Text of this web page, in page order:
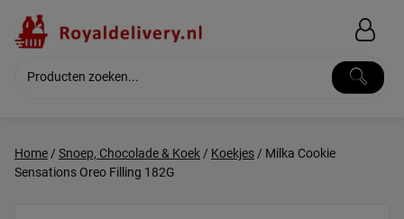
content
Home/ Snoep, Chocolade & Koek/ Koekjes/ Milka Cookie
Sensations Oreo Filling 182G